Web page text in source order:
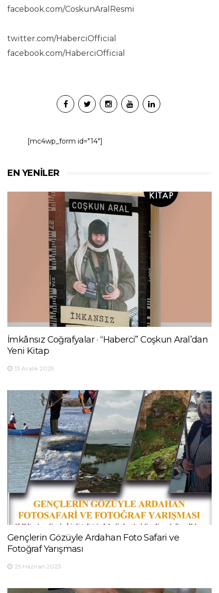
facebook.com/CoskunAralResmi
twitter.com/HaberciOfficial
facebook.com/HaberciOfficial
[mc4wp_form id="14"]
EN YENILER
İmkânsız Coğrafyalar · “Haberci” Coşkun Aral’dan
Yeni Kitap
13 Aralık 2025
Gençlerin Gözüyle Ardahan Foto Safari ve
Fotoğraf Yarışması
25 Haziran 2023